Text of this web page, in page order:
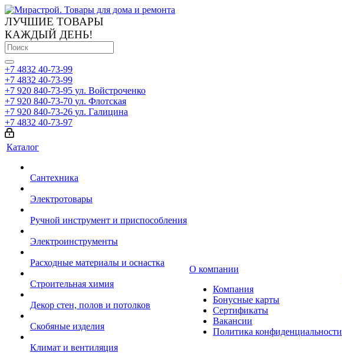
ЛУЧШИЕ ТОВАРЫ
КАЖДЫЙ ДЕНЬ!
+7 4832 40-73-99
+7 4832 40-73-99
+7 920 840-73-95 ул. Войстроченко
+7 920 840-73-70 ул. Флотская
+7 920 840-73-26 ул. Галицина
+7 4832 40-73-97
Каталог
Сантехника
Электротовары
Ручной инструмент и приспособления
Электроинструменты
Расходные материалы и оснастка
Строительная химия
Декор стен, полов и потолков
Скобяные изделия
Климат и вентиляция
О компании
Компания
Бонусные карты
Сертификаты
Вакансии
Политика конфиденциальности